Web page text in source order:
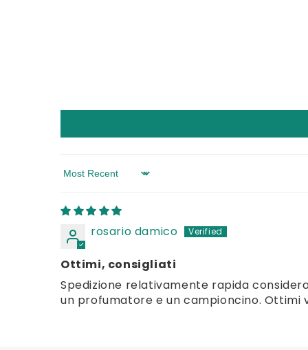
Sort by
rosario damico
Ottimi, consigliati
Spedizione relativamente rapida
un profumatore e un campioncino. Ottimi